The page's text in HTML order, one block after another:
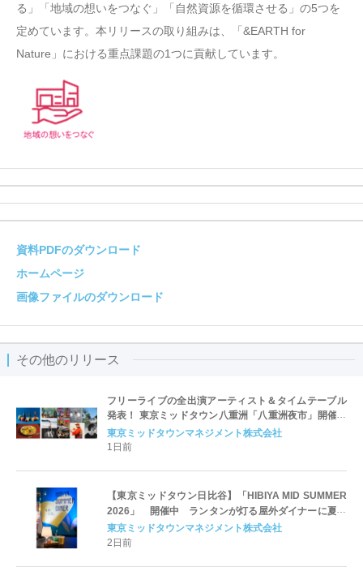
る」「地域の想いをつなぐ」「自然資源を循環させる」の5つを
定めています。本リリースの取り組みは、「&EARTH for
Nature」における重点課題の1つに貢献しています。
資料PDFのダウンロード
ホームページ
画像ファイルのダウンロード
その他のリリース
フリーライブの全出演アーティスト＆タイムテーブル
発表！ 東京ミッドタウン八重洲「八重洲夜市」開催
期間：2026 年8月28 日（金）～9月6日（日）
東京ミッドタウンマネジメント株式会社
1日前
【東京ミッドタウン日比谷】「HIBIYA MID SUMMER
2026」 開催中 ランタンが灯る屋外ダイナーに夏の
新メニューが登場
東京ミッドタウンマネジメント株式会社
2日前